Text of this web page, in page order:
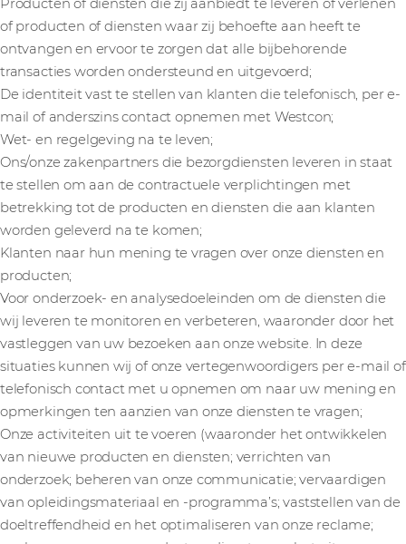
Producten of diensten die zij aanbiedt te leveren of verlenen
of producten of diensten waar zij behoefte aan heeft te
ontvangen en ervoor te zorgen dat alle bijbehorende
transacties worden ondersteund en uitgevoerd;
De identiteit vast te stellen van klanten die telefonisch, per e-
mail of anderszins contact opnemen met Westcon;
Wet- en regelgeving na te leven;
Ons/onze zakenpartners die bezorgdiensten leveren in staat
te stellen om aan de contractuele verplichtingen met
betrekking tot de producten en diensten die aan klanten
worden geleverd na te komen;
Klanten naar hun mening te vragen over onze diensten en
producten;
Voor onderzoek- en analysedoeleinden om de diensten die
wij leveren te monitoren en verbeteren, waaronder door het
vastleggen van uw bezoeken aan onze website. In deze
situaties kunnen wij of onze vertegenwoordigers per e-mail of
telefonisch contact met u opnemen om naar uw mening en
opmerkingen ten aanzien van onze diensten te vragen;
Onze activiteiten uit te voeren (waaronder het ontwikkelen
van nieuwe producten en diensten; verrichten van
onderzoek; beheren van onze communicatie; vervaardigen
van opleidingsmateriaal en -programma’s; vaststellen van de
doeltreffendheid en het optimaliseren van onze reclame;